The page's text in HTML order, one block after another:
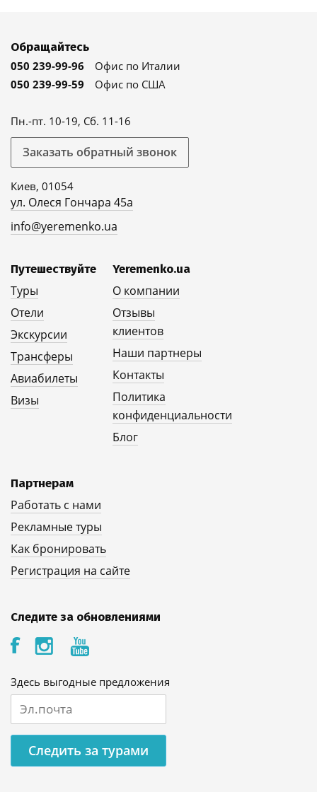
Обращайтесь
050 239-99-96
Офис по Италии
050 239-99-59
Офис по США
Пн.-пт. 10-19, Сб. 11-16
Заказать обратный звонок
Киев, 01054
ул. Олеся Гончара 45а
info@yeremenko.ua
Путешествуйте
Туры
Отели
Экскурсии
Трансферы
Авиабилеты
Визы
Yeremenko.ua
О компании
Отзывы
клиентов
Наши партнеры
Контакты
Политика
конфиденциальности
Блог
Партнерам
Работать с нами
Рекламные туры
Как бронировать
Регистрация на сайте
Следите за обновлениями
Здесь выгодные предложения
Следить за турами